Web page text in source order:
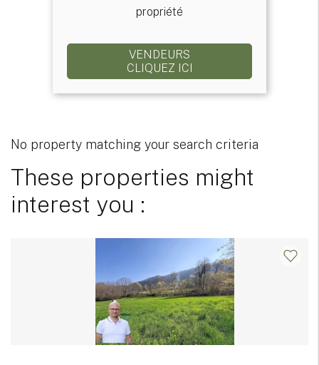
propriété
VENDEURS
CLIQUEZ ICI
No property matching your search criteria
These properties might
interest you :